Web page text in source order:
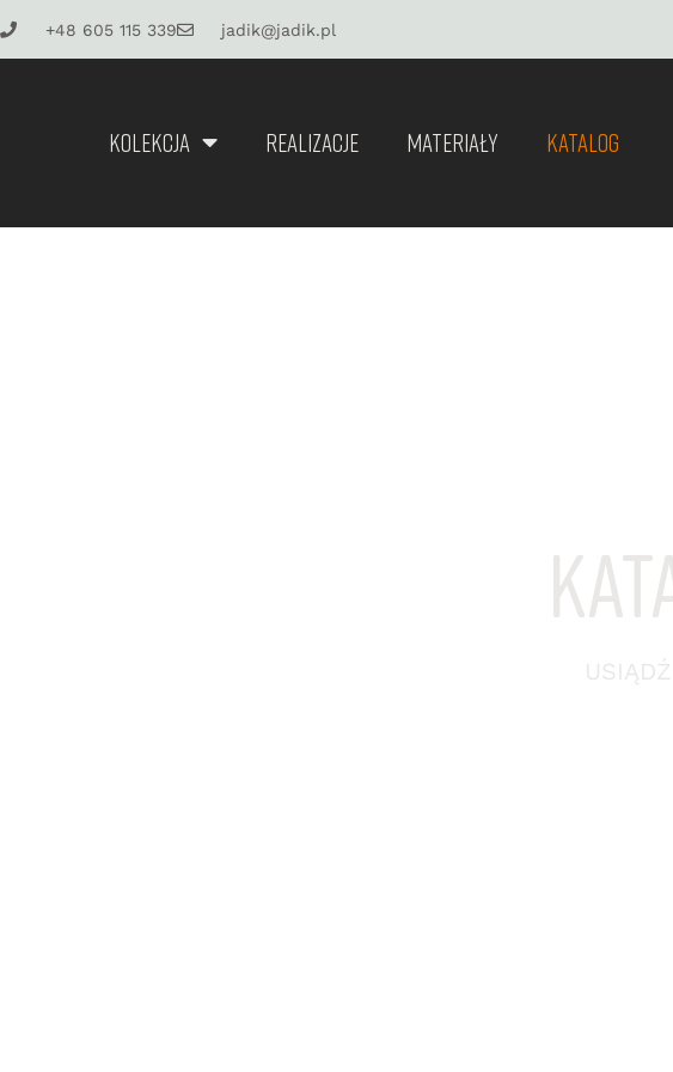
+48 605 115 339 jadik@jadik.pl
KOLEKCJA REALIZACJE MATERIAŁY KATALOG